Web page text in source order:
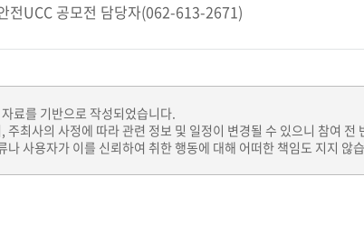
전UCC 공모전 담당자(062-613-2671)
료를 기반으로 작성되었습니다.
주최사의 사정에 따라 관련 정보 및 일정이 변경될 수 있으니 참여
사용자가 이를 신뢰하여 취한 행동에 대해 어떠한 책임도 지지 않